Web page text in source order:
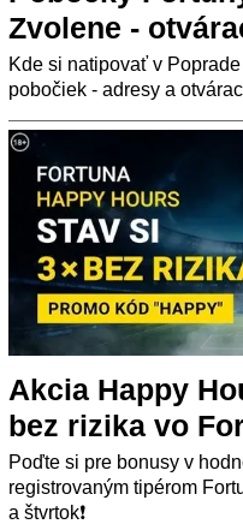
Zvolene -
Kde si natipovať v
pobočiek - adresy a
Akcia Happy
bez rizika vo
Poďte si pre bonusy v
registrovaným tipérom
a štvrtok❗